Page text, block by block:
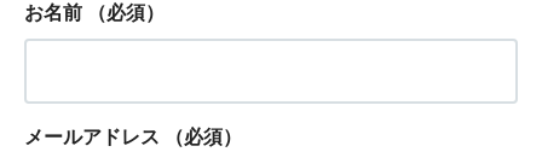
お名前 （必須）
メールアドレス （必須）